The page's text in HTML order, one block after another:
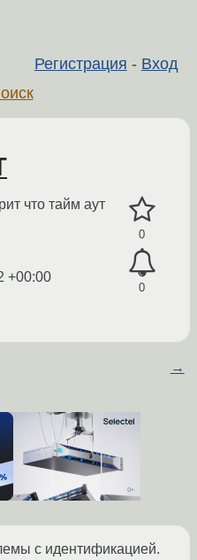
Регистрация - Вход
0
0
что тайм аут
+00:00
→
с идентификацией.